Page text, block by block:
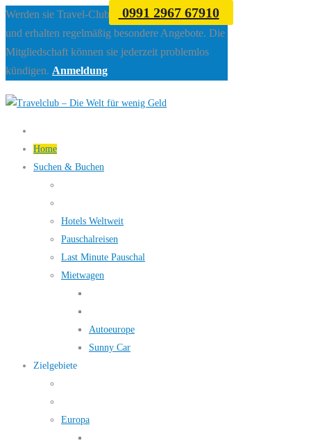
0991 2967 67910
Werden sie Travel-Club Mitglied beim Travelclub
und erhalten regelmäßig besondere Angebote. Die
Mitgliedschaft können sie jederzeit problemlos
kündigen. Anmeldung
Home
Suchen & Buchen
Hotels Weltweit
Pauschalreisen
Last Minute Pauschal
Mietwagen
Autoeurope
Sunny Car
Zielgebiete
Europa